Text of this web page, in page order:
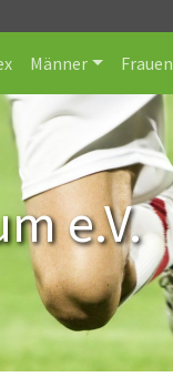
Männer Frauen
e.V.